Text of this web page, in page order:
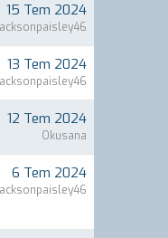
15 Tem 2024
13 Tem 2024
12 Tem 2024
Okusana
6 Tem 2024